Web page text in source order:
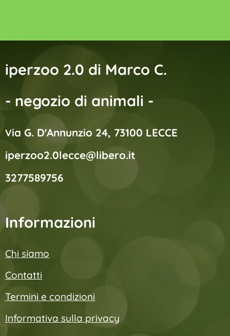
iperzoo 2.0 di Marco C.
- negozio di animali -
Via G. D'Annunzio 24, 73100 LECCE
iperzoo2.0lecce@libero.it
3277589756
Informazioni
Chi siamo
Contatti
Termini e condizioni
Informativa sulla privacy